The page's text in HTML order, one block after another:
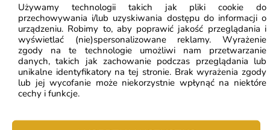
Używamy technologii takich jak pliki cookie do
przechowywania i/lub uzyskiwania dostępu do informacji o
urządzeniu. Robimy to, aby poprawić jakość przeglądania i
wyświetlać (nie)spersonalizowane reklamy. Wyrażenie
zgody na te technologie umożliwi nam przetwarzanie
danych, takich jak zachowanie podczas przeglądania lub
unikalne identyfikatory na tej stronie. Brak wyrażenia zgody
lub jej wycofanie może niekorzystnie wpłynąć na niektóre
cechy i funkcje.
Dlaczego warto wybrać tę fototapetę
Fototapeta Monochromatyczna Plaża to inwestycja w
wyjątkowy wystrój wnętrza, który przez lata będzie cieszył
oko i podkreślał indywidualny styl. To rozwiązanie
ciekawsze niż standardowa farba czy zwykła tapeta.
Unikalny motyw monochromatyczna plaża nadający
ZOBACZ WSZYSTKIE